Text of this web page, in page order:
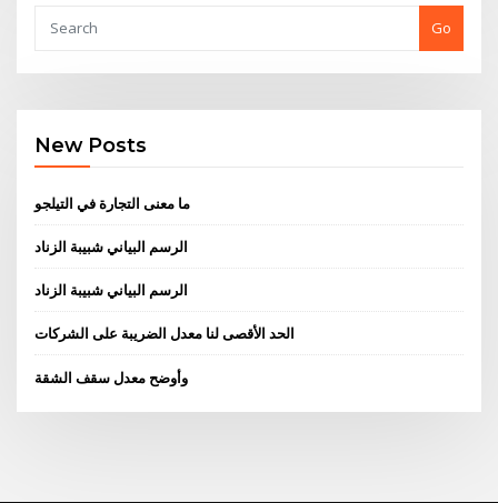
Go
New Posts
ما معنى التجارة في التيلجو
الرسم البياني شبيبة الزناد
الرسم البياني شبيبة الزناد
الحد الأقصى لنا معدل الضريبة على الشركات
وأوضح معدل سقف الشقة